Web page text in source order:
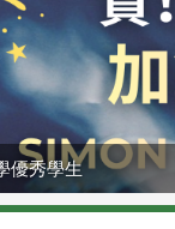
優秀學生